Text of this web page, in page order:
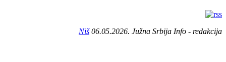
Niš06.05.2026. Južna Srbija Info - redakcija